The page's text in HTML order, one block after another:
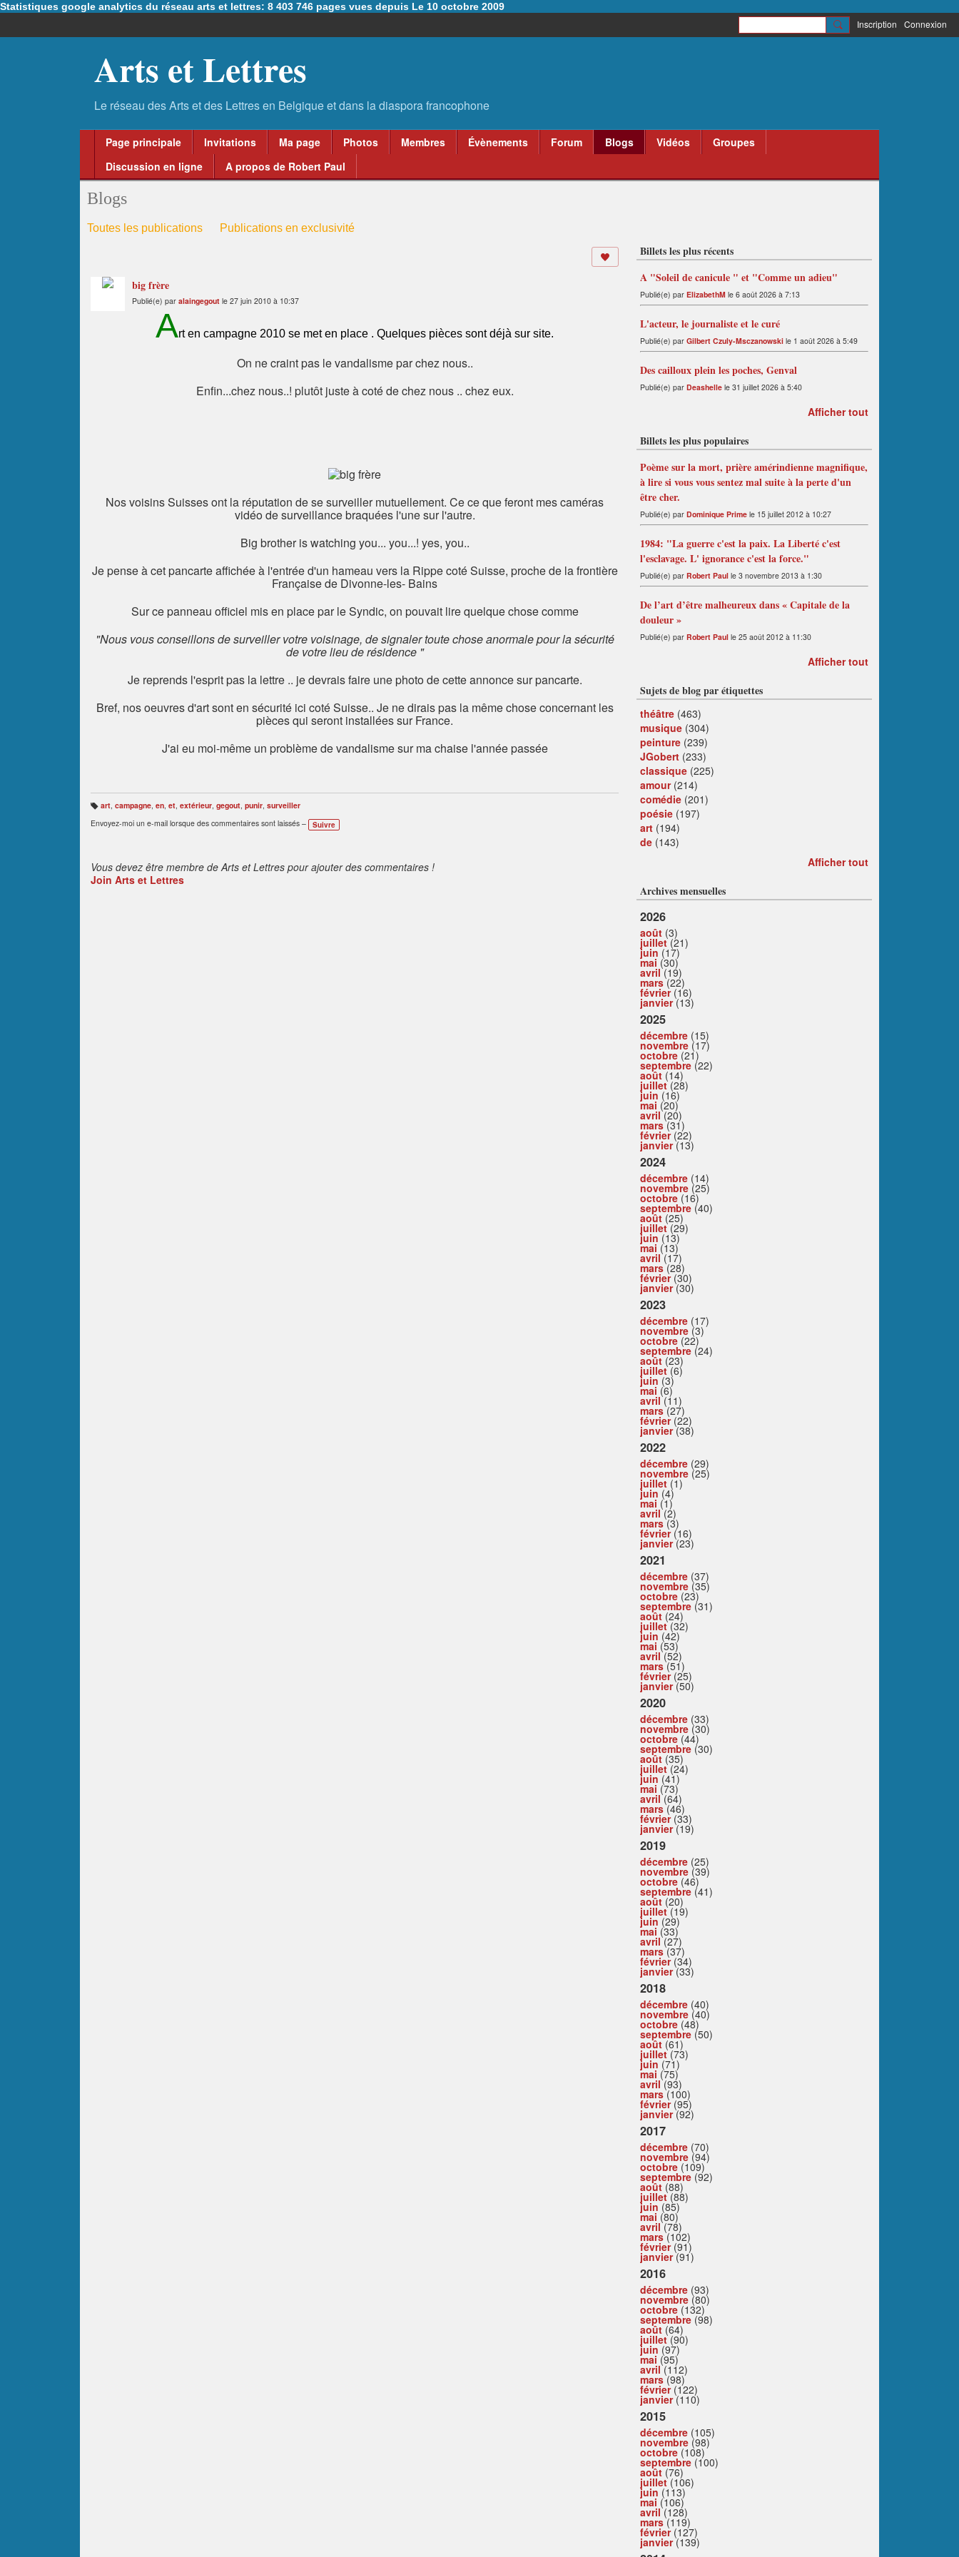
Statistiques google analytics du réseau arts et lettres: 8 403 746 pages vues depuis Le 10 octobre 2009
Inscription Connexion
Arts et Lettres
Page principale Invitations Ma page Photos Membres Évènements Forum Blogs Vidéos
Groupes
Discussion en ligne
A propos de Robert Paul
Blogs
Toutes les publications Publications en exclusivité
big frère
Publié(e) par alaingegout le 27 juin 2010 à 10:37
Art en campagne 2010 se met en place . Quelques pièces sont déjà sur site.
On ne craint pas le vandalisme par chez nous..
Enfin...chez nous..! plutôt juste à coté de chez nous .. chez eux.
Nos voisins Suisses ont la réputation de se surveiller mutuellement. Ce ce que feront mes caméras
vidéo de surveillance braquées l'une sur l'autre.
Big brother is watching you... you...! yes, you..
Je pense à cet pancarte affichée à l'entrée d'un hameau vers la Rippe coté Suisse, proche de la frontière
Française de Divonne-les- Bains
Sur ce panneau officiel mis en place par le Syndic, on pouvait lire quelque chose comme
"Nous vous conseillons de surveiller votre voisinage, de signaler toute chose anormale pour la sécurité
de votre lieu de résidence "
Je reprends l'esprit pas la lettre .. je devrais faire une photo de cette annonce sur pancarte.
Bref, nos oeuvres d'art sont en sécurité ici coté Suisse.. Je ne dirais pas la même chose concernant les
pièces qui seront installées sur France.
J'ai eu moi-même un problème de vandalisme sur ma chaise l'année passée
B
ali
s
art, campagne, en, et, extérieur, gegout, punir, surveiller
Envoyez-moi un e-mail lorsque des commentaires sont laissés –
Suivre
Vous devez être membre de Arts et Lettres pour ajouter des commentaires !
Join Arts et Lettres
Billets les plus récents
A "Soleil de canicule " et "Comme un adieu"
Publié(e) par ElizabethM le 6 août 2026 à 7:13
L'acteur, le journaliste et le curé
Publié(e) par Gilbert Czuly-Msczanowski le 1 août 2026 à 5:49
Des cailloux plein les poches, Genval
Publié(e) par Deashelle le 31 juillet 2026 à 5:40
Afficher tout
Billets les plus populaires
Poème sur la mort, prière amérindienne magnifique,
à lire si vous vous sentez mal suite à la perte d'un
être cher.
Publié(e) par Dominique Prime le 15 juillet 2012 à 10:27
1984: "La guerre c'est la paix. La Liberté c'est
l'esclavage. L' ignorance c'est la force."
Publié(e) par Robert Paul le 3 novembre 2013 à 1:30
De l’art d’être malheureux dans « Capitale de la
douleur »
Publié(e) par Robert Paul le 25 août 2012 à 11:30
Afficher tout
Sujets de blog par étiquettes
théâtre (463)
musique (304)
peinture (239)
JGobert (233)
classique (225)
amour(214)
comédie (201)
poésie (197)
art (194)
de (143)
Afficher tout
Archives mensuelles
2026
août (3)
juillet(21)
juin (17)
mai (30)
avril(19)
mars(22)
février(16)
janvier(13)
2025
décembre (15)
novembre (17)
octobre (21)
septembre (22)
août (14)
juillet(28)
juin (16)
mai (20)
avril(20)
mars(31)
février(22)
janvier(13)
2024
décembre (14)
novembre (25)
octobre (16)
septembre (40)
août (25)
juillet(29)
juin (13)
mai (13)
avril(17)
mars(28)
février(30)
janvier(30)
2023
décembre (17)
novembre (3)
octobre (22)
septembre (24)
août (23)
juillet(6)
juin (3)
mai (6)
avril(11)
mars(27)
février(22)
janvier(38)
2022
décembre (29)
novembre (25)
juillet (1)
juin (4)
mai (1)
avril(2)
mars(3)
février(16)
janvier(23)
2021
décembre (37)
novembre (35)
octobre (23)
septembre (31)
août (24)
juillet(32)
juin (42)
mai (53)
avril(52)
mars(51)
février(25)
janvier(50)
2020
décembre (33)
novembre (30)
octobre (44)
septembre (30)
août (35)
juillet(24)
juin (41)
mai (73)
avril(64)
mars(46)
février(33)
janvier(19)
2019
décembre (25)
novembre (39)
octobre (46)
septembre (41)
août (20)
juillet(19)
juin (29)
mai (33)
avril(27)
mars(37)
février(34)
janvier(33)
2018
décembre (40)
novembre (40)
octobre (48)
septembre (50)
août (61)
juillet(73)
juin (71)
mai (75)
avril(93)
mars(100)
février(95)
janvier(92)
2017
décembre (70)
novembre (94)
octobre (109)
septembre (92)
août (88)
juillet(88)
juin (85)
mai (80)
avril(78)
mars(102)
février(91)
janvier(91)
2016
décembre (93)
novembre (80)
octobre (132)
septembre (98)
août (64)
juillet(90)
juin (97)
mai (95)
avril(112)
mars(98)
février(122)
janvier(110)
2015
décembre (105)
novembre (98)
octobre (108)
septembre (100)
août (76)
juillet(106)
juin (113)
mai (106)
avril(128)
mars(119)
février(127)
janvier(139)